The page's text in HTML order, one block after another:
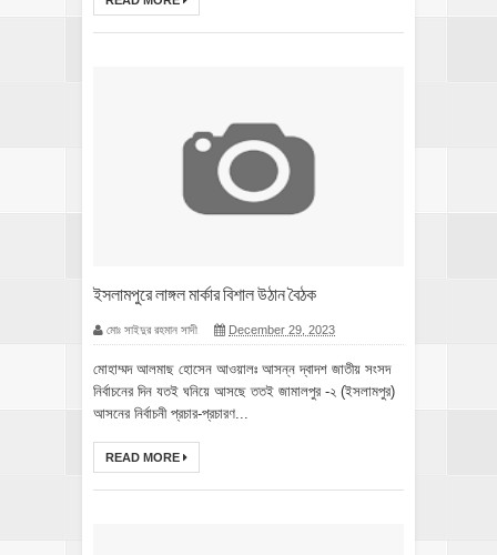
ইসলামপুরে লাঙ্গল মার্কার বিশাল উঠান বৈঠক
মোঃ সাইদুর রহমান সাদী December 29, 2023
মোহাম্মদ আলমাছ হোসেন আওয়ালঃ আসন্ন দ্বাদশ জাতীয় সংসদ
নির্বাচনের দিন যতই ঘনিয়ে আসছে ততই জামালপুর -২ (ইসলামপুর)
আসনের নির্বাচনী প্রচার-প্রচারণ...
READ MORE